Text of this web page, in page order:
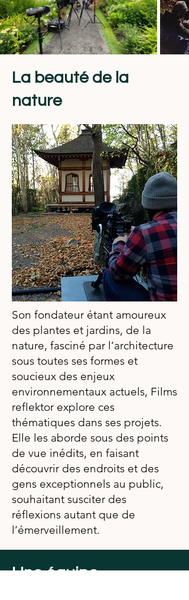
La beauté de la
nature
Son fondateur étant amoureux
des plantes et jardins, de la
nature, fasciné par l’architecture
sous toutes ses formes et
soucieux des enjeux
environnementaux actuels, Films
reflektor explore ces
thématiques dans ses projets.
Elle les aborde sous des points
de vue inédits, en faisant
découvrir des endroits et des
gens exceptionnels au public,
souhaitant susciter des
réflexions autant que de
l’émerveillement.
Une équipe